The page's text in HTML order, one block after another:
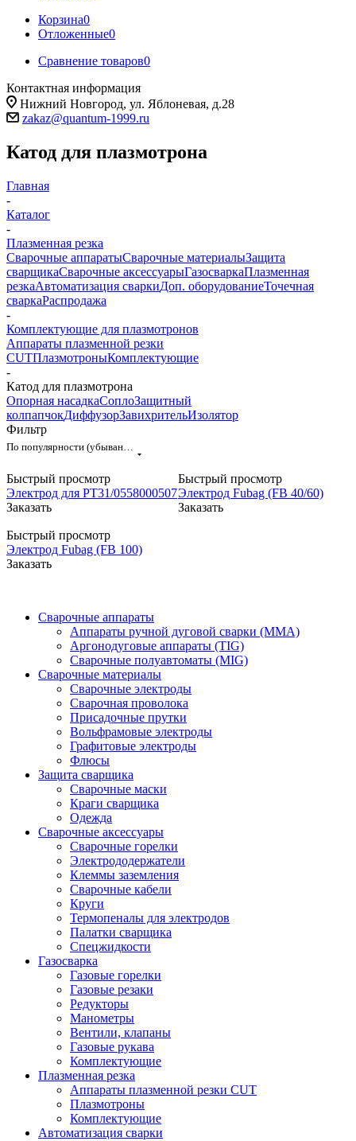
Корзина0
Отложенные0
Сравнение товаров0
Контактная информация
Нижний Новгород, ул. Яблоневая, д.28
zakaz@quantum-1999.ru
Катод для плазмотрона
Главная
-
Каталог
-
Плазменная резка
Сварочные аппаратыСварочные материалыЗащита
сварщикаСварочные аксессуарыГазосваркаПлазменная
резкаАвтоматизация сваркиДоп. оборудованиеТочечная
сваркаРаспродажа
-
Комплектующие для плазмотронов
Аппараты плазменной резки
CUTПлазмотроныКомплектующие
-
Катод для плазмотрона
Опорная насадкаСоплоЗащитный
колпапчокДиффузорЗавихрительИзолятор
Фильтр
Быстрый просмотр
Электрод для PT31/0558000507
Заказать
Быстрый просмотр
Электрод Fubag (FB 40/60)
Заказать
Быстрый просмотр
Электрод Fubag (FB 100)
Заказать
Сварочные аппараты
Аппараты ручной дуговой сварки (MMA)
Аргонодуговые аппараты (TIG)
Сварочные полуавтоматы (MIG)
Сварочные материалы
Сварочные электроды
Сварочная проволока
Присадочные прутки
Вольфрамовые электроды
Графитовые электроды
Флюсы
Защита сварщика
Сварочные маски
Краги сварщика
Одежда
Сварочные аксессуары
Сварочные горелки
Электрододержатели
Клеммы заземления
Сварочные кабели
Круги
Термопеналы для электродов
Палатки сварщика
Спецжидкости
Газосварка
Газовые горелки
Газовые резаки
Редукторы
Манометры
Вентили, клапаны
Газовые рукава
Комплектующие
Плазменная резка
Аппараты плазменной резки CUT
Плазмотроны
Комплектующие
Автоматизация сварки